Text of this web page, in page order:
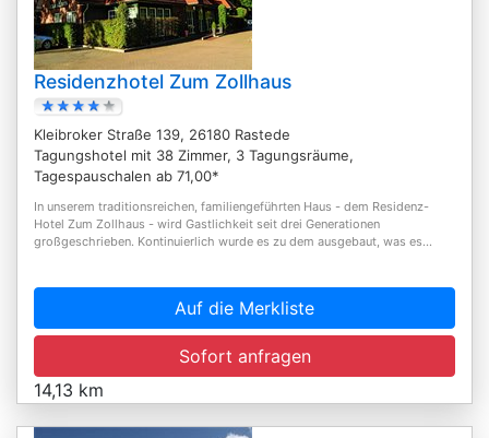
Residenzhotel Zum Zollhaus
Kleibroker Straße 139, 26180 Rastede
Tagungshotel mit 38 Zimmer, 3 Tagungsräume,
Tagespauschalen ab 71,00*
In unserem traditionsreichen, familiengeführten Haus - dem Residenz-
Hotel Zum Zollhaus - wird Gastlichkeit seit drei Generationen
großgeschrieben. Kontinuierlich wurde es zu dem ausgebaut, was es...
Auf die Merkliste
Sofort anfragen
14,13 km